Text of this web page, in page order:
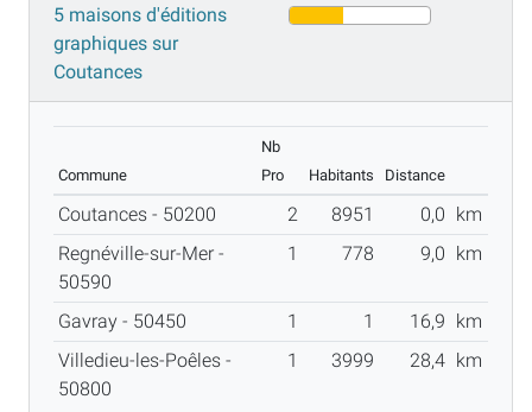
5 maisons d'éditions
graphiques sur
Coutances
Commune
Nb
Pro
Habitants Distance
Coutances - 50200 2 8951 0,0
km
Regnéville-sur-Mer -
50590
1 778 9,0 km
Gavray - 50450 1 1 16,9
km
Villedieu-les-Poêles -
50800
1 3999 28,4 km